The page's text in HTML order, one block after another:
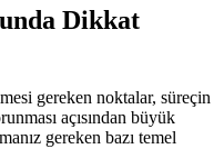
Dikkat
gereken noktalar, süreçin
açısından büyük
gereken bazı temel